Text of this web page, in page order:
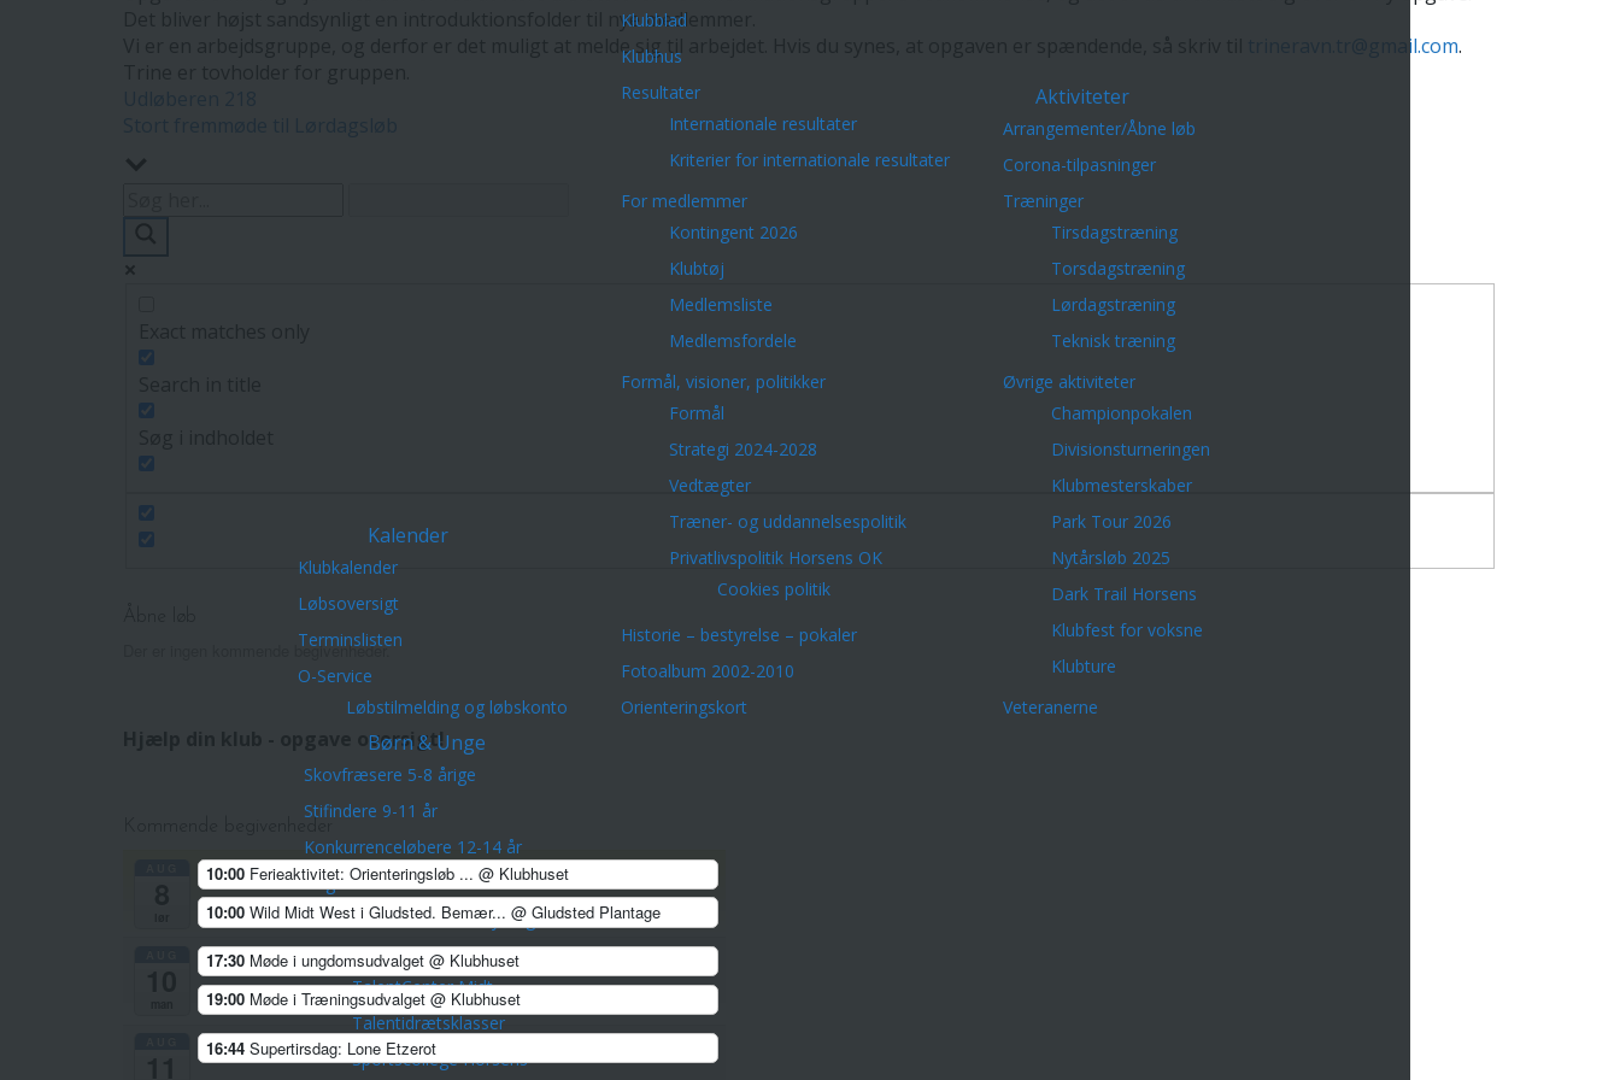
Kalender
Klubkalender
Løbsoversigt
Terminslisten
O-Service
Løbstilmelding og løbskonto
Klubblad
Klubhus
Resultater
Internationale resultater
Kriterier for internationale resultater
For medlemmer
Kontingent 2026
Klubtøj
Medlemsliste
Medlemsfordele
Formål, visioner, politikker
Formål
Strategi 2024-2028
Vedtægter
Træner- og uddannelsespolitik
Privatlivspolitik Horsens OK
Cookies politik
Historie – bestyrelse – pokaler
Fotoalbum 2002-2010
Orienteringskort
Aktiviteter
Arrangementer/Åbne løb
Corona-tilpasninger
Træninger
Tirsdagstræning
Torsdagstræning
Lørdagstræning
Teknisk træning
Øvrige aktiviteter
Championpokalen
Divisionsturneringen
Klubmesterskaber
Park Tour 2026
Nytårsløb 2025
Dark Trail Horsens
Klubfest for voksne
Klubture
Veteranerne
Børn & Unge
Skovfræsere 5-8 årige
Stifindere 9-11 år
Konkurrenceløbere 12-14 år
Unge ca. 15-21 år
Hold for voksne -både nye og erfarne
Talentudviking
TalentCenter Midt
Talentidrætsklasser
Sportscollege Horsens
Det bliver højst sandsynligt en introduktionsfolder til nye medlemmer.
Vi er en arbejdsgruppe, og derfor er det muligt at melde sig til arbejdet. Hvis du synes, at opgaven er spændende, så skriv til
trineravn.tr@gmail.com.
Der er ingen kommende begivenheder.
Hjælp din klub - opgave oversigt!
10:00 Ferieaktivitet: Orienteringsløb ... @ Klubhuset
10:00 Wild Midt West i Gludsted. Bemær... @ Gludsted Plantage
17:30 Møde i ungdomsudvalget @ Klubhuset
19:00 Møde i Træningsudvalget @ Klubhuset
16:44 Supertirsdag: Lone Etzerot